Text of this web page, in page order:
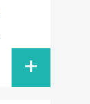
+